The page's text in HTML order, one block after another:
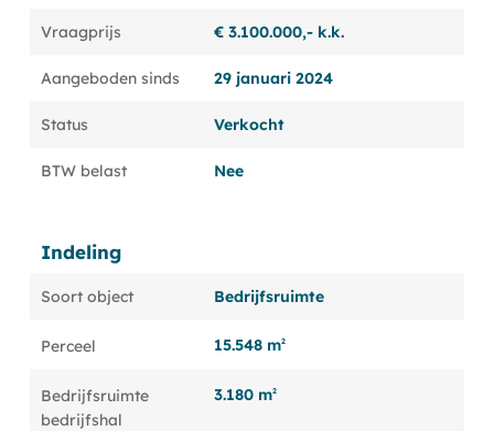
Vraagprijs € 3.100.000,- k.k.
Aangeboden sinds 29 januari 2024
Status Verkocht
BTW belast Nee
Indeling
Soort object Bedrijfsruimte
Perceel 15.548 m2
Bedrijfsruimte
bedrijfshal
3.180 m2